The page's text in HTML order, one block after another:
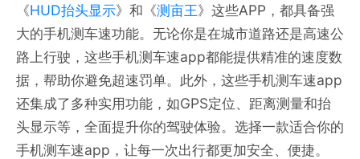
《HUD抬头显示》和《测亩王》这些APP，都具备强
大的手机测车速功能。无论你是在城市道路还是高速公
路上行驶，这些手机测车速app都能提供精准的速度数
据，帮助你避免超速罚单。此外，这些手机测车速app
还集成了多种实用功能，如GPS定位、距离测量和抬
头显示等，全面提升你的驾驶体验。选择一款适合你的
手机测车速app，让每一次出行都更加安全、便捷。